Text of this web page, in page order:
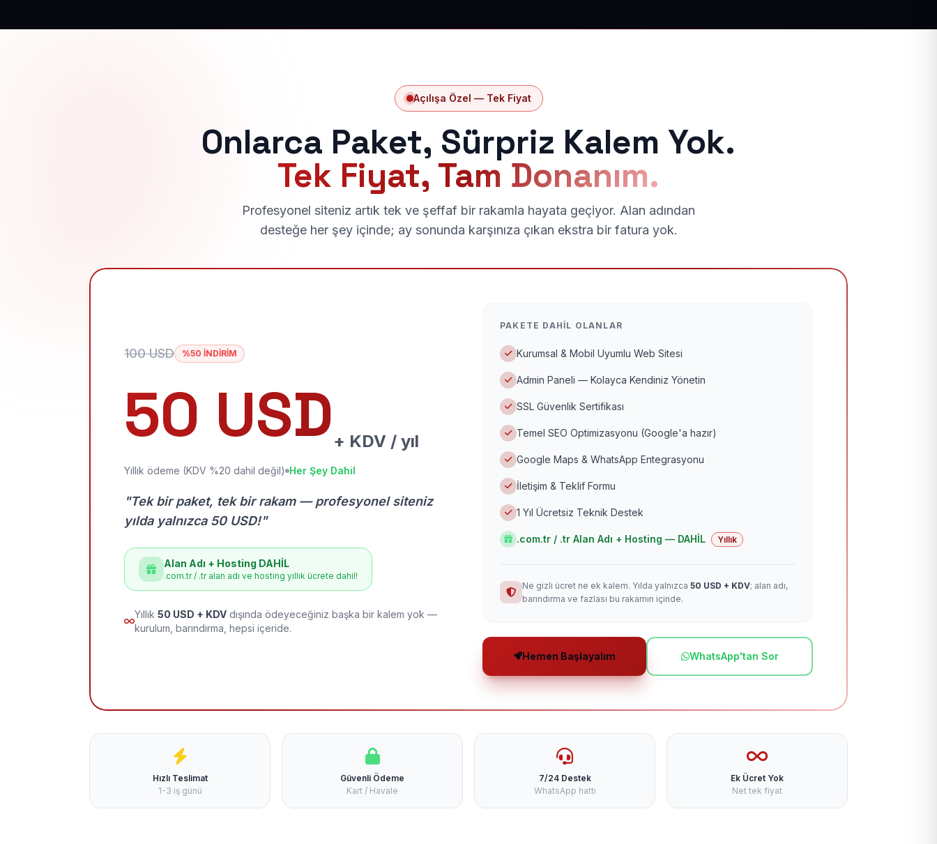
Açılışa Özel — Tek Fiyat
Onlarca Paket, Sürpriz Kalem Yok.
Tek Fiyat, Tam Donanım.
Profesyonel siteniz artık tek ve şeffaf bir rakamla hayata geçiyor. Alan adından
desteğe her şey içinde; ay sonunda karşınıza çıkan ekstra bir fatura yok.
100 USD %50 İNDİRİM
50 USD + KDV / yıl
Yıllık ödeme (KDV %20 dahil değil) Her Şey Dahil
"Tek bir paket, tek bir rakam — profesyonel siteniz
yılda yalnızca 50 USD!"
Alan Adı + Hosting DAHİL
.com.tr / .tr alan adı ve hosting yıllık ücrete dahil!
Yıllık 50 USD + KDV dışında ödeyeceğiniz başka bir kalem yok —
kurulum, barındırma, hepsi içeride.
PAKETE DAHIL OLANLAR
Kurumsal & Mobil Uyumlu Web Sitesi
Admin Paneli — Kolayca Kendiniz Yönetin
SSL Güvenlik Sertifikası
Temel SEO Optimizasyonu (Google'a hazır)
Google Maps & WhatsApp Entegrasyonu
İletişim & Teklif Formu
1 Yıl Ücretsiz Teknik Destek
.com.tr / .tr Alan Adı + Hosting — DAHİL Yıllık
Ne gizli ücret ne ek kalem. Yılda yalnızca 50 USD + KDV; alan adı,
barındırma ve fazlası bu rakamın içinde.
Hemen Başlayalım WhatsApp'tan Sor
Hızlı Teslimat
1-3 iş günü
Güvenli Ödeme
Kart / Havale
7/24 Destek
WhatsApp hattı
Ek Ücret Yok
Net tek fiyat